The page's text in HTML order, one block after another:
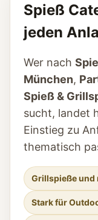
Spieß
jeden
Wer nach
München,
Spieß &
sucht, landet
Einstieg zu
thematisch
Grillspieße und
Stark für